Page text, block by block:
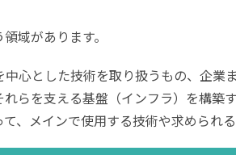
領域があります。
中心とした技術を取り扱うもの、企業
れらを支える基盤（インフラ）を構築
て、メインで使用する技術や求められ